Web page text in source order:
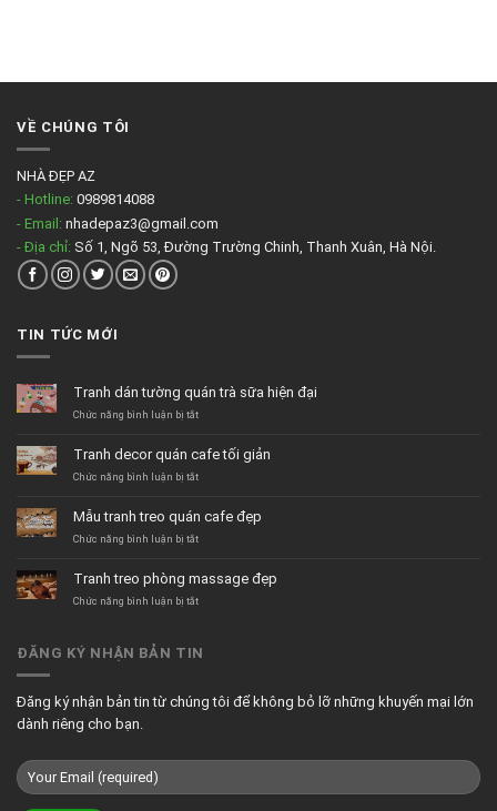
VỀ CHÚNG TÔI
NHÀ ĐẸP AZ
- Hotline: 0989814088
- Email: nhadepaz3@gmail.com
- Địa chỉ: Số 1, Ngõ 53, Đường Trường Chinh, Thanh Xuân, Hà Nội.
TIN TỨC MỚI
Tranh dán tường quán trà sữa hiện đại
Chức năng bình luận bị tắtở
tường
quán
hiện
đại
Tranh decor quán cafe tối giản
Chức năng bình luận bị tắtở
quán
cafe
Mẫu tranh treo quán cafe đẹp
Chức năng bình luận bị tắtở
treo
quán
Tranh treo phòng massage đẹp
Chức năng bình luận bị tắtở
phòng
ĐĂNG KÝ NHẬN BẢN TIN
Đăng ký nhận bản tin từ chúng tôi để không bỏ lỡ những khuyến mại lớn
dành riêng cho bạn.